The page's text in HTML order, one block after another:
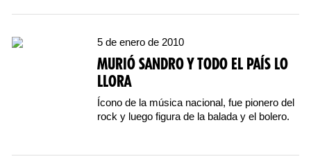
5 de enero de 2010
MURIÓ SANDRO Y TODO EL PAÍS LO
LLORA
Ícono de la música nacional, fue pionero del
rock y luego figura de la balada y el bolero.